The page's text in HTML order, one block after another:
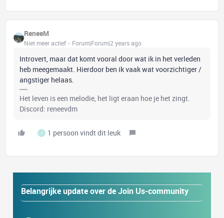
ReneeM
Niet meer actief Forum|Forum|2 years ago
Introvert, maar dat komt vooral door wat ik in het verleden
heb meegemaakt. Hierdoor ben ik vaak wat voorzichtiger /
angstiger helaas.
Het leven is een melodie, het ligt eraan hoe je het zingt.
Discord: reneevdm
I 1 persoon vindt dit leuk
Belangrijke update over de Join Us-community